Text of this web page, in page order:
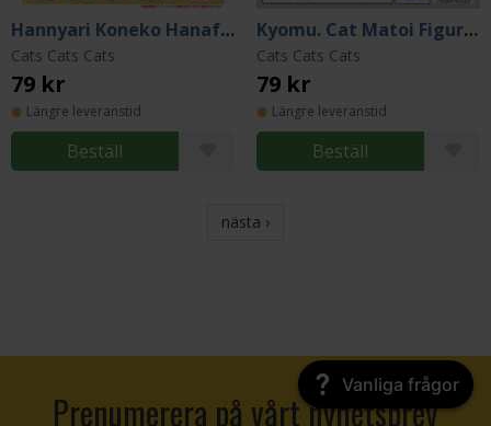
Hannyari Koneko Hanafuda Pass Case (Gacha)
Cats Cats Cats
79 kr
Längre leveranstid
Beställ
Kyomu. Cat Matoi Figure (Gacha)
Cats Cats Cats
79 kr
Längre leveranstid
Beställ
nästa ›
Prenumerera på vårt nyhetsbrev
Vanliga frågor